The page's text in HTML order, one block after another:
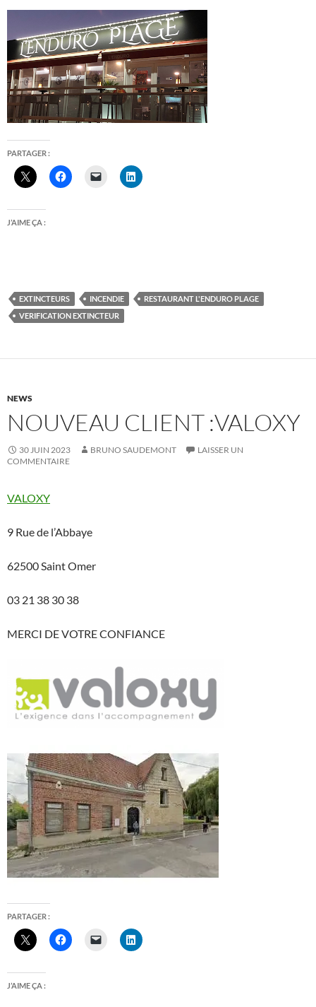
PARTAGER :
J’AIME ÇA :
EXTINCTEURS INCENDIE
RESTAURANT L'ENDURO PLAGE
VERIFICATION EXTINCTEUR
NEWS
NOUVEAU CLIENT :VALOXY
30 JUIN 2023 BRUNO SAUDEMONT
LAISSER UN
COMMENTAIRE
VALOXY
9 Rue de l’Abbaye
62500 Saint Omer
03 21 38 30 38
MERCI DE VOTRE CONFIANCE
PARTAGER :
J’AIME ÇA :